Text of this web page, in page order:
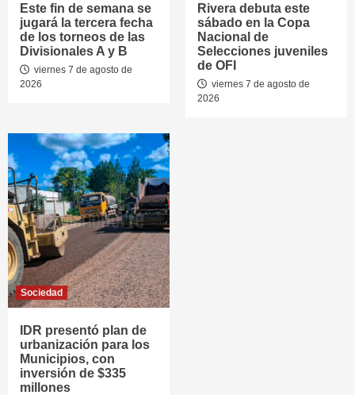
Este fin de semana se
jugará la tercera fecha
de los torneos de las
Divisionales A y B
viernes 7 de agosto de
2026
Rivera debuta este
sábado en la Copa
Nacional de
Selecciones juveniles
de OFI
viernes 7 de agosto de
2026
Sociedad
IDR presentó plan de
urbanización para los
Municipios, con
inversión de $335
millones